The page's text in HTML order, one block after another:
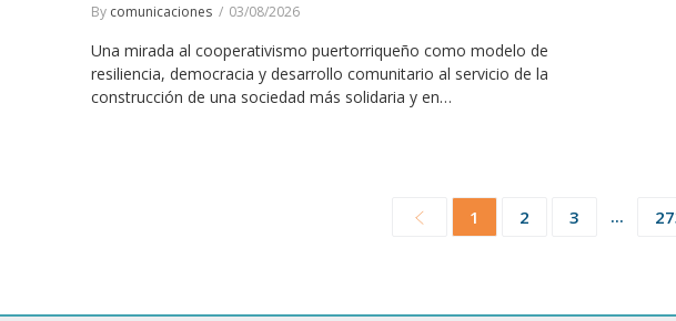
By comunicaciones 03/08/2026
Una mirada al cooperativismo puertorriqueño como modelo de
resiliencia, democracia y desarrollo comunitario al servicio de la
construcción de una sociedad más solidaria y en…
1 2 3 ...